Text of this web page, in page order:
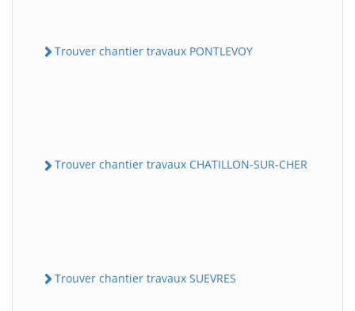
Trouver chantier travaux PONTLEVOY
Trouver chantier travaux CHATILLON-SUR-CHER
Trouver chantier travaux SUEVRES